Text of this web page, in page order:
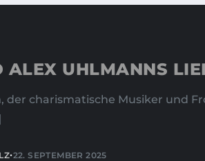
ALEX UHLMANNS
der charismatische Musiker und
•22. SEPTEMBER 2025